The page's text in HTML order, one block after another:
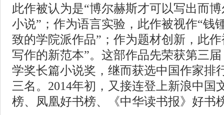
此作被认为是“博尔赫斯才可以写出而
小说”；作为语言实验，此作被视作“钱
致的学院派作品”；作为题材创新，此
写作的新范本”。这部作品先荣获第三
学奖长篇小说奖，继而获选中国作家排
三名。2014年初，又接连登上新浪中国
榜、凤凰好书榜、《中华读书报》好书